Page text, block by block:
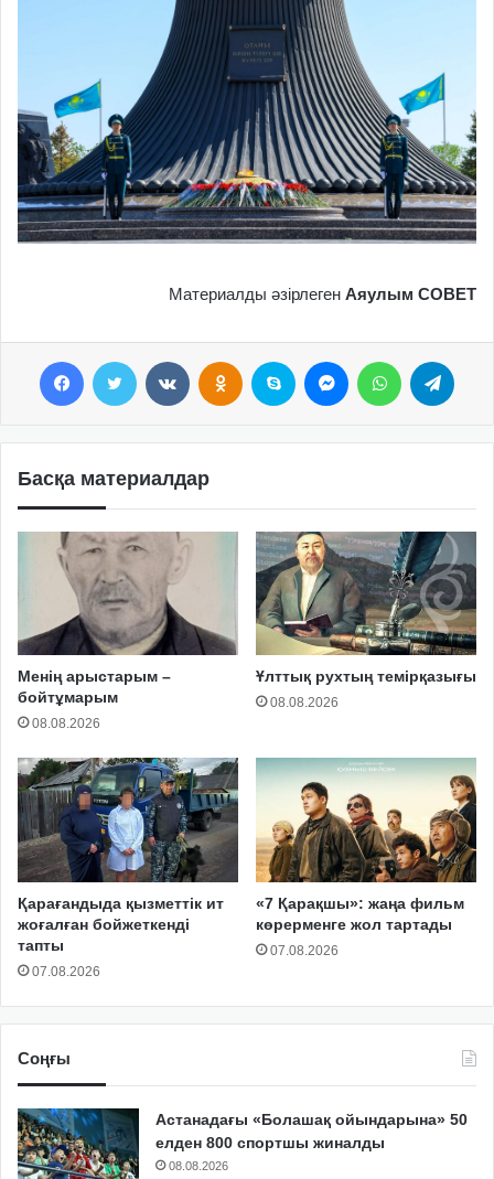
Материалды әзірлеген Аяулым СОВЕТ
Басқа материалдар
Менің арыстарым –
бойтұмарым
08.08.2026
Ұлттық рухтың темірқазығы
08.08.2026
Қарағандыда қызметтік ит
жоғалған бойжеткенді
тапты
07.08.2026
«7 Қарақшы»: жаңа фильм
көрерменге жол тартады
07.08.2026
Соңғы
Астанадағы «Болашақ ойындарына» 50
елден 800 спортшы жиналды
08.08.2026